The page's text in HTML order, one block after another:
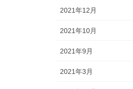
2021年12月
2021年10月
2021年9月
2021年3月